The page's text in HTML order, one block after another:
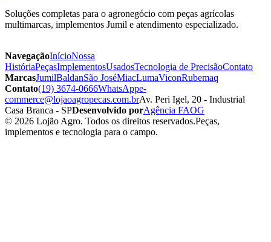
Soluções completas para o agronegócio com peças agrícolas
multimarcas, implementos Jumil e atendimento especializado.
NavegaçãoInícioNossa
HistóriaPeçasImplementosUsadosTecnologia de PrecisãoContato
MarcasJumilBaldanSão JoséMiacLumaViconRubemaq
Contato(19) 3674-0666WhatsAppe-
commerce@lojaoagropecas.com.brAv. Peri Igel, 20 - Industrial
Casa Branca - SPDesenvolvido porAgência FAOG
© 2026 Lojão Agro. Todos os direitos reservados.Peças,
implementos e tecnologia para o campo.